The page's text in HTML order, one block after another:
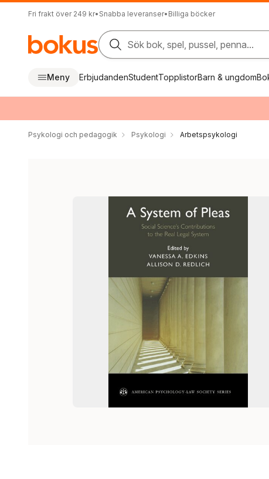
Fri frakt över 249 kr• Snabba leveranser• Billiga böcker
Sök bok, spel, pussel, penna...
Meny ErbjudandenStudentTopplistorBarn & ungdom
Psykologi och pedagogik Psykologi Arbetspsykologi